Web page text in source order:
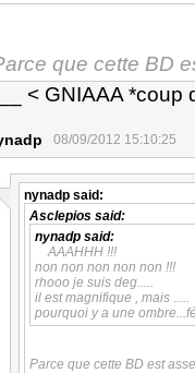
que cette BD
< GNIAAA *coup
08/09/2012 15:10:25
nynadp said:
Asclepios said:
nynadp said:
AAAHHH !!!
non non non non non !!!
rhooo je suis deg.....
il est magnifique , mais .....
pourquoi y a une
Parce que cette BD est